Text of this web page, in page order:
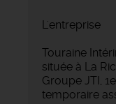
L'entreprise
Touraine
située à La
Groupe JTI,
temporaire